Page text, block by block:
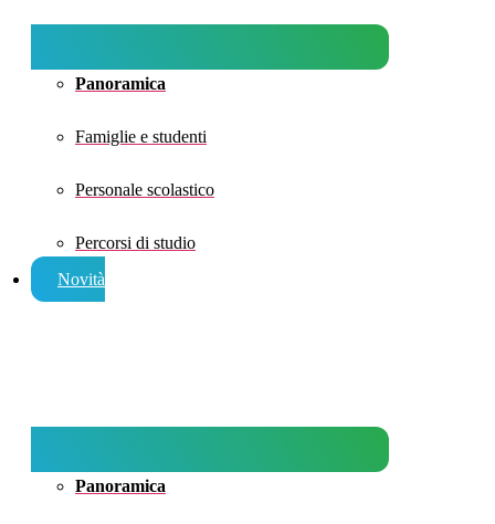
Panoramica
Famiglie e studenti
Personale scolastico
Percorsi di studio
Novità
Panoramica